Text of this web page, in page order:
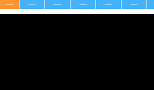
— — — — — —